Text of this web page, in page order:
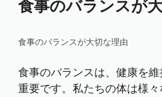
食事のバランスが
食事のバランスが大切な理由
食事のバランスは、健康を
重要です。私たちの体は様